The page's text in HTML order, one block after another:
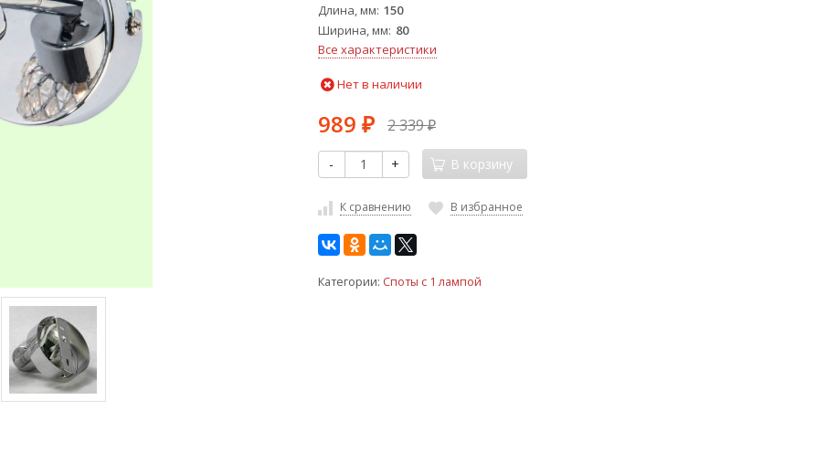
Длина, мм 150
Ширина, мм 80
Все характеристики
Нет в наличии
989 ₽ 2 339₽
- + В корзину
К сравнению В избранное
Категории: Споты с 1 лампой